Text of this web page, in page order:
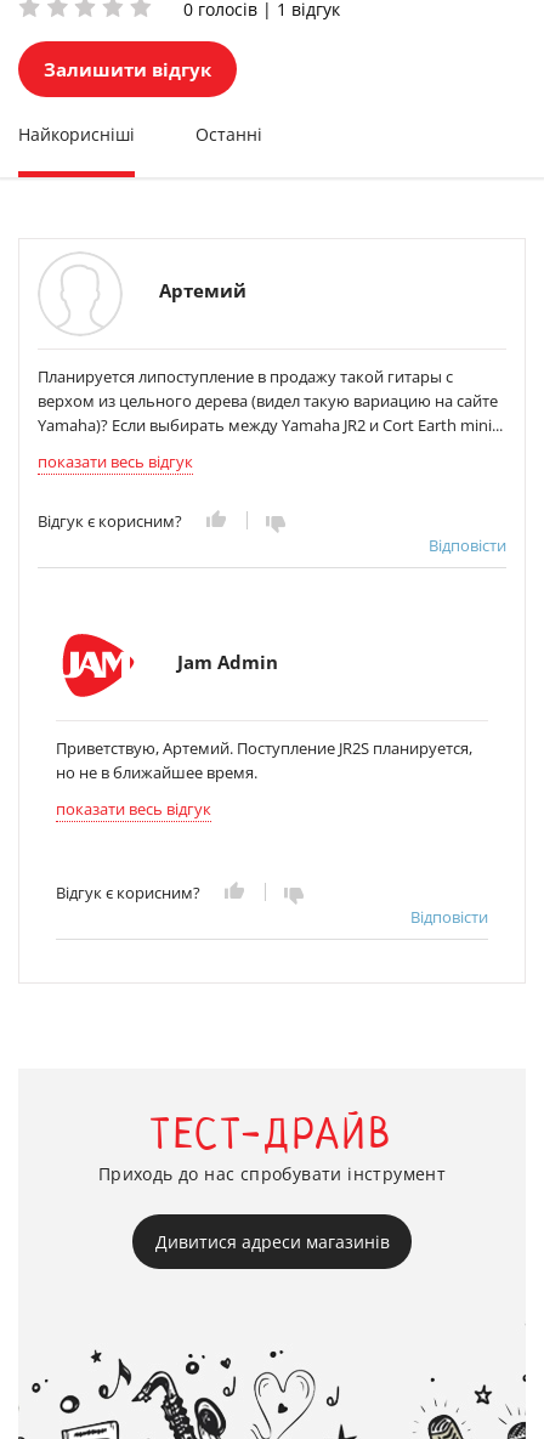
0 голосів | 1 відгук
Залишити відгук
Найкорисніші Останні
Артемий
Планируется липоступление в продажу такой гитары с
верхом из цельного дерева (видел такую вариацию на сайте
Yamaha)? Если выбирать между Yamaha JR2 и Cort Earth mini...
показати весь відгук
Відгук є корисним?
Відповісти
Jam Admin
Приветствую, Артемий. Поступление JR2S планируется,
но не в ближайшее время.
показати весь відгук
Відгук є корисним?
Відповісти
ТЕСТ-ДРАЙВ
Приходь до нас спробувати інструмент
Дивитися адреси магазинів